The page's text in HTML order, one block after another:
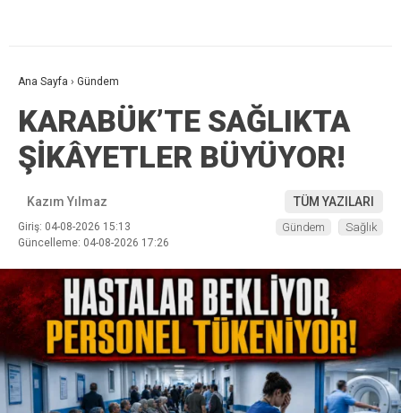
Ana Sayfa › Gündem
KARABÜK’TE SAĞLIKTA
ŞİKÂYETLER BÜYÜYOR!
Kazım Yılmaz TÜM YAZILARI
Giriş: 04-08-2026 15:13
Güncelleme: 04-08-2026 17:26
Gündem Sağlık